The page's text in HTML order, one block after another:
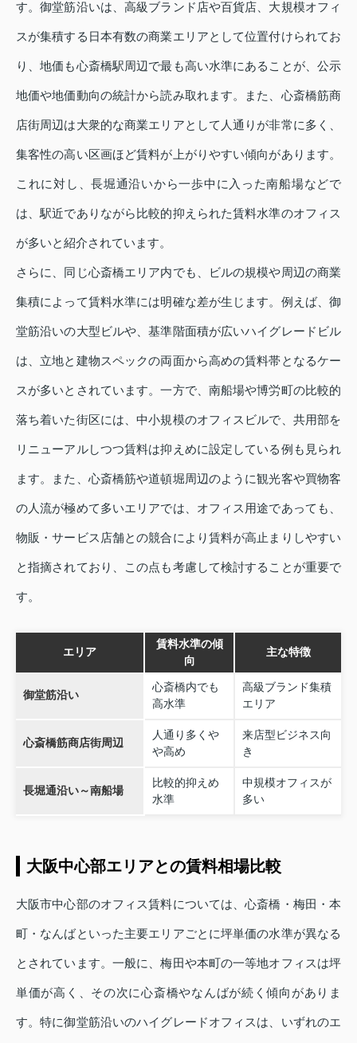
す。御堂筋沿いは、高級ブランド店や百貨店、大規模オフィ
スが集積する日本有数の商業エリアとして位置付けられてお
り、地価も心斎橋駅周辺で最も高い水準にあることが、公示
地価や地価動向の統計から読み取れます。また、心斎橋筋商
店街周辺は大衆的な商業エリアとして人通りが非常に多く、
集客性の高い区画ほど賃料が上がりやすい傾向があります。
これに対し、長堀通沿いから一歩中に入った南船場などで
は、駅近でありながら比較的抑えられた賃料水準のオフィス
が多いと紹介されています。
さらに、同じ心斎橋エリア内でも、ビルの規模や周辺の商業
集積によって賃料水準には明確な差が生じます。例えば、御
堂筋沿いの大型ビルや、基準階面積が広いハイグレードビル
は、立地と建物スペックの両面から高めの賃料帯となるケー
スが多いとされています。一方で、南船場や博労町の比較的
落ち着いた街区には、中小規模のオフィスビルで、共用部を
リニューアルしつつ賃料は抑えめに設定している例も見られ
ます。また、心斎橋筋や道頓堀周辺のように観光客や買物客
の人流が極めて多いエリアでは、オフィス用途であっても、
物販・サービス店舗との競合により賃料が高止まりしやすい
と指摘されており、この点も考慮して検討することが重要で
す。
エリア
賃料水準の傾
向
主な特徴
御堂筋沿い
心斎橋内でも
高水準
高級ブランド集積
エリア
心斎橋筋商店街周辺
人通り多くや
や高め
来店型ビジネス向
き
長堀通沿い～南船場
比較的抑えめ
水準
中規模オフィスが
多い
大阪中心部エリアとの賃料相場比較
大阪市中心部のオフィス賃料については、心斎橋・梅田・本
町・なんばといった主要エリアごとに坪単価の水準が異なる
とされています。一般に、梅田や本町の一等地オフィスは坪
単価が高く、その次に心斎橋やなんばが続く傾向がありま
す。特に御堂筋沿いのハイグレードオフィスは、いずれのエ